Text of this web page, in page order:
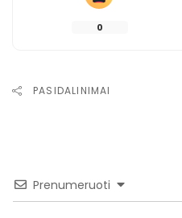
0
PASIDALINIMAI
Prenumeruoti